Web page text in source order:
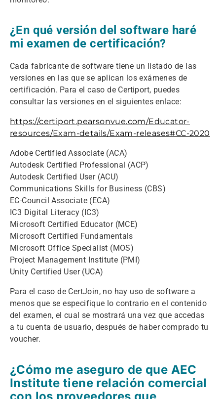
¿En qué versión del software haré
mi examen de certificación?
Cada fabricante de software tiene un listado de las
versiones en las que se aplican los exámenes de
certificación. Para el caso de Certiport, puedes
consultar las versiones en el siguientes enlace:
https://certiport.pearsonvue.com/Educator-
resources/Exam-details/Exam-releases#CC-2020
Adobe Certified Associate (ACA)
Autodesk Certified Professional (ACP)
Autodesk Certified User (ACU)
Communications Skills for Business (CBS)
EC-Council Associate (ECA)
IC3 Digital Literacy (IC3)
Microsoft Certified Educator (MCE)
Microsoft Certified Fundamentals
Microsoft Office Specialist (MOS)
Project Management Institute (PMI)
Unity Certified User (UCA)
Para el caso de CertJoin, no hay uso de software a
menos que se especifique lo contrario en el contenido
del examen, el cual se mostrará una vez que accedas
a tu cuenta de usuario, después de haber comprado tu
voucher.
¿Cómo me aseguro de que AEC
Institute tiene relación comercial